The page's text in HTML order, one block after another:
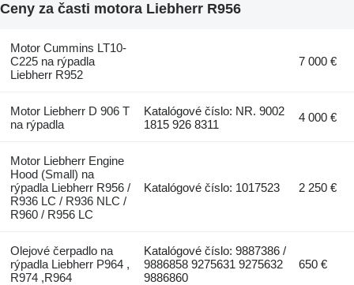
Ceny za časti motora Liebherr R956
Motor Cummins LT10-
C225 na rýpadla
Liebherr R952
7 000 €
Motor Liebherr D 906 T
na rýpadla
Katalógové číslo: NR. 9002
1815 926 8311
4 000 €
Motor Liebherr Engine
Hood (Small) na
rýpadla Liebherr R956 /
R936 LC / R936 NLC /
R960 / R956 LC
Katalógové číslo: 1017523 2 250 €
Olejové čerpadlo na
rýpadla Liebherr P964 ,
R974 ,R964
Katalógové číslo: 9887386 /
9886858 9275631 9275632
9886860
650 €